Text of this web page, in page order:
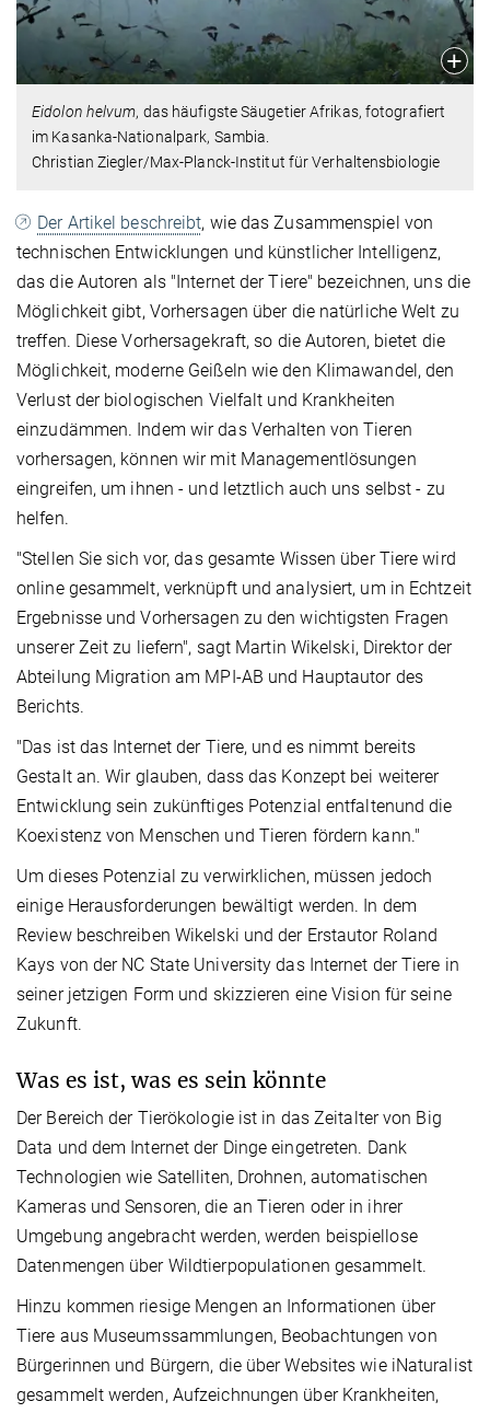
Eidolon helvum, das häufigste Säugetier Afrikas, fotografiert
im Kasanka-Nationalpark, Sambia.
Christian Ziegler/Max-Planck-Institut für Verhaltensbiologie
Der Artikel beschreibt, wie das Zusammenspiel von
technischen Entwicklungen und künstlicher Intelligenz,
das die Autoren als "Internet der Tiere" bezeichnen, uns die
Möglichkeit gibt, Vorhersagen über die natürliche Welt zu
treffen. Diese Vorhersagekraft, so die Autoren, bietet die
Möglichkeit, moderne Geißeln wie den Klimawandel, den
Verlust der biologischen Vielfalt und Krankheiten
einzudämmen. Indem wir das Verhalten von Tieren
vorhersagen, können wir mit Managementlösungen
eingreifen, um ihnen - und letztlich auch uns selbst - zu
helfen.
"Stellen Sie sich vor, das gesamte Wissen über Tiere wird
online gesammelt, verknüpft und analysiert, um in Echtzeit
Ergebnisse und Vorhersagen zu den wichtigsten Fragen
unserer Zeit zu liefern", sagt Martin Wikelski, Direktor der
Abteilung Migration am MPI-AB und Hauptautor des
Berichts.
"Das ist das Internet der Tiere, und es nimmt bereits
Gestalt an. Wir glauben, dass das Konzept bei weiterer
Entwicklung sein zukünftiges Potenzial entfaltenund die
Koexistenz von Menschen und Tieren fördern kann."
Um dieses Potenzial zu verwirklichen, müssen jedoch
einige Herausforderungen bewältigt werden. In dem
Review beschreiben Wikelski und der Erstautor Roland
Kays von der NC State University das Internet der Tiere in
seiner jetzigen Form und skizzieren eine Vision für seine
Zukunft.
Was es ist, was es sein könnte
Der Bereich der Tierökologie ist in das Zeitalter von Big
Data und dem Internet der Dinge eingetreten. Dank
Technologien wie Satelliten, Drohnen, automatischen
Kameras und Sensoren, die an Tieren oder in ihrer
Umgebung angebracht werden, werden beispiellose
Datenmengen über Wildtierpopulationen gesammelt.
Hinzu kommen riesige Mengen an Informationen über
Tiere aus Museumssammlungen, Beobachtungen von
Bürgerinnen und Bürgern, die über Websites wie iNaturalist
gesammelt werden, Aufzeichnungen über Krankheiten,